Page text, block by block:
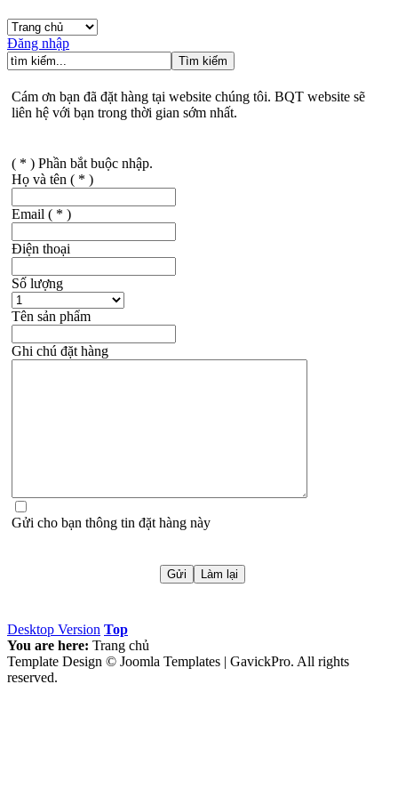
Đăng nhập
Cám ơn bạn đã đặt hàng tại website chúng tôi. BQT website sẽ
liên hệ với bạn trong thời gian sớm nhất.
( * ) Phần bắt buộc nhập.
Họ và tên ( * )
Email ( * )
Điện thoại
Số lượng
Tên sản phẩm
Ghi chú đặt hàng
Gửi cho bạn thông tin đặt hàng này
Desktop Version Top
You are here: Trang chủ
Template Design © Joomla Templates | GavickPro. All rights
reserved.